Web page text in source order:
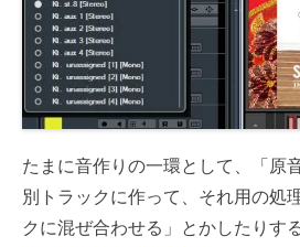
たまに音作りの一環として、「原
別トラックに作って、それ用の処
クに混ぜ合わせる」とかしたりす